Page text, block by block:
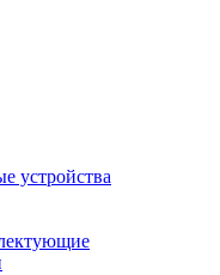
устройства